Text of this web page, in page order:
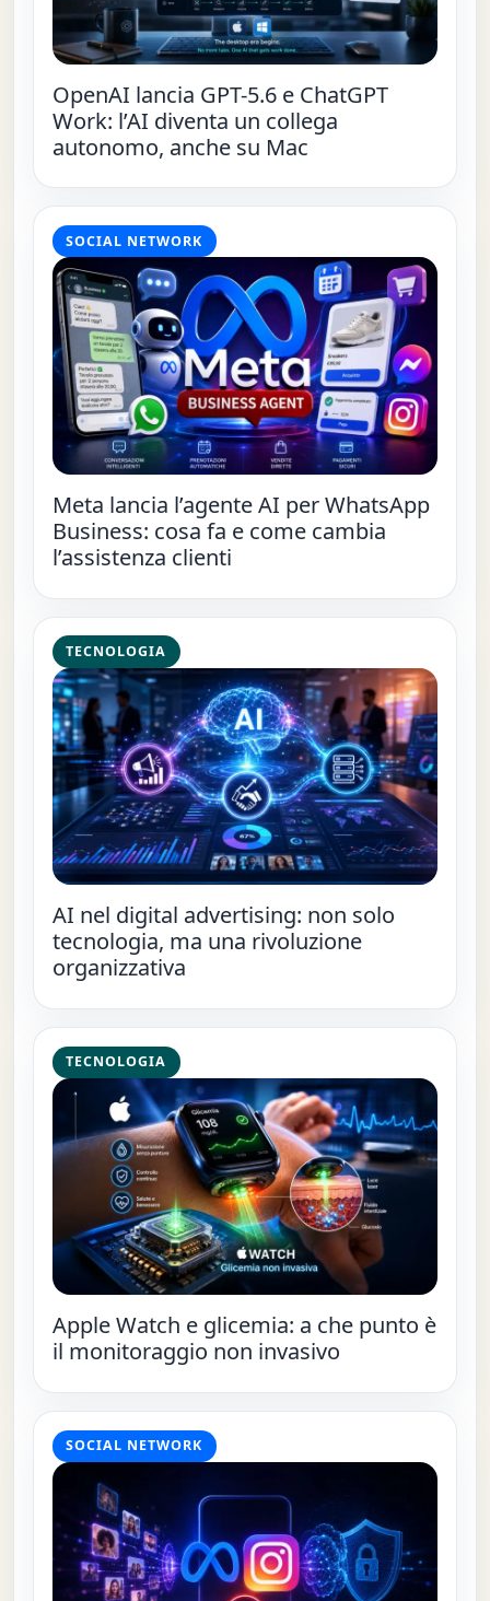
OpenAI lancia GPT-5.6 e ChatGPT
Work: l’AI diventa un collega
autonomo, anche su Mac
SOCIAL NETWORK
Meta lancia l’agente AI per WhatsApp
Business: cosa fa e come cambia
l’assistenza clienti
TECNOLOGIA
AI nel digital advertising: non solo
tecnologia, ma una rivoluzione
organizzativa
TECNOLOGIA
Apple Watch e glicemia: a che punto è
il monitoraggio non invasivo
SOCIAL NETWORK